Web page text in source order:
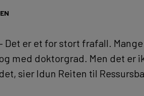
Det er et for stort frafall.
med doktorgrad. Men det er
sier Idun Reiten til